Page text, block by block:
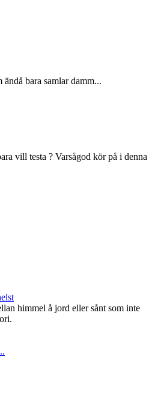
bara samlar damm...
vill testa ? Varsågod kör på i denna
himmel å jord eller sånt som inte